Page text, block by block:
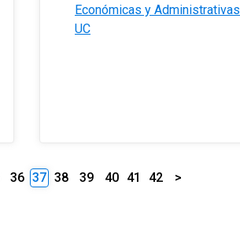
Económicas y Administrativas
UC
36 37 38 39 40 41 42 >